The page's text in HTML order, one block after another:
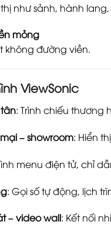
như sảnh, hành
mỏng
không đường viền.
ViewSonic
: Trình chiếu thương
– showroom: Hiển
menu điện tử, chỉ
: Gọi số tự động, lịch
– video wall: Kết nối